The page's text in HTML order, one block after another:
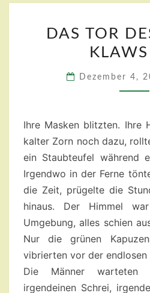
DAS TOR
Dezember 4,
Ihre Masken blitzten. Ihre
kalter Zorn noch dazu,
ein Staubteufel während
Irgendwo in der Ferne
die Zeit, prügelte die
hinaus. Der Himmel
Umgebung, alles schien
Nur die grünen
vibrierten vor der endlosen
Die Männer warteten
irgendeinen Schrei,